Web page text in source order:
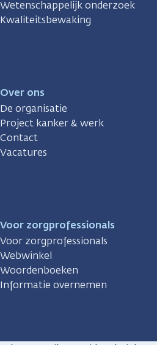
Wetenschappelijk onderzoek
Kwaliteitsbewaking
Over ons
De organisatie
Project kanker & werk
Contact
Vacatures
Voor zorgprofessionals
Voor zorgprofessionals
Webwinkel
Woordenboeken
Informatie overnemen